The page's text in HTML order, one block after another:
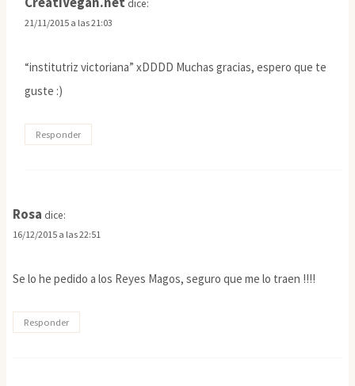
dice:
21/11/2015 a las 21:03
“institutriz victoriana” xDDDD Muchas gracias, espero que te
guste :)
Responder
Rosa dice:
16/12/2015 a las 22:51
Se lo he pedido a los Reyes Magos, seguro que me lo traen !!!!
Responder